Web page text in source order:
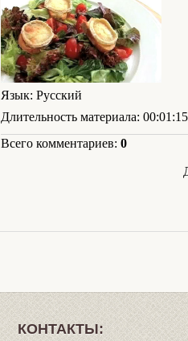
Язык: Русский
Длительность материала: 00:01:15
Всего комментариев: 0
КОНТАКТЫ: